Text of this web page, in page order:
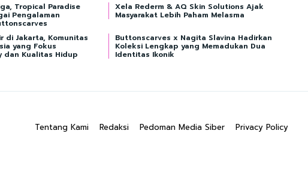
Tropical Paradise
Pengalaman
Xela Rederm & AQ Skin Solutions Ajak
Masyarakat Lebih Paham Melasma
di Jakarta, Komunitas
yang Fokus
dan Kualitas Hidup
Buttonscarves x Nagita Slavina Hadirkan
Koleksi Lengkap yang Memadukan Dua
Identitas Ikonik
Tentang Kami Redaksi Pedoman Media Siber Privacy Policy